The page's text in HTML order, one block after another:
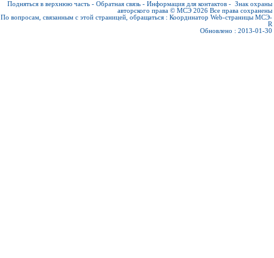
Подняться в верхнюю часть - Обратная связь - Информация для контактов - Знак охраны
авторского права © МСЭ 2026 Все права сохранены
По вопросам, связанным с этой страницей, обращаться : Координатор Web-страницы МСЭ-
R
Обновлено : 2013-01-30